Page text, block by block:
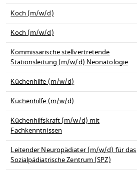
Koch (m/w/d)
Koch (m/w/d)
Kommissarische stellvertretende
Stationsleitung (m/w/d) Neonatologie
Küchenhilfe (m/w/d)
Küchenhilfe (m/w/d)
Küchenhilfskraft (m/w/d) mit
Fachkenntnissen
Leitender Neuropädiater (m/w/d) für das
Sozialpädiatrische Zentrum (SPZ)